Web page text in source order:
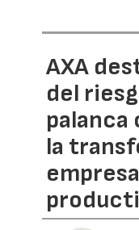
AXA
del
palanca
la